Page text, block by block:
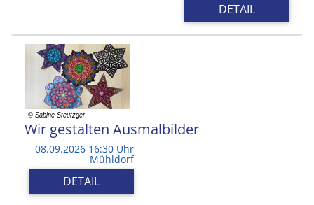
DETAIL
Wir gestalten Ausmalbilder
08.09.2026 16:30 Uhr
Mühldorf
DETAIL